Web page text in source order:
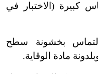
كبيرة (الاختبار في
بخشونة سطح
مادة الوقاية.